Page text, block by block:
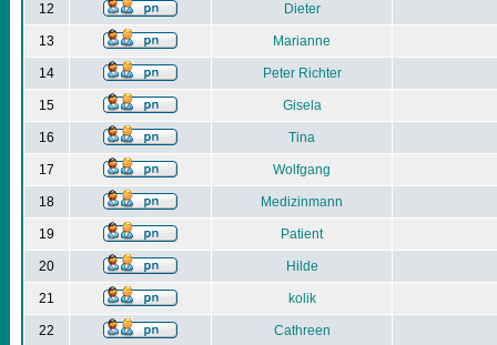
12 Dieter
13 Marianne
14 Peter Richter
15 Gisela
16 Tina
17 Wolfgang
18 Medizinmann
19 Patient
20 Hilde
21 kolik
22 Cathreen